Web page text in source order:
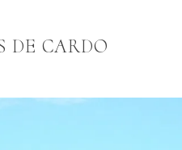
DE CARDO